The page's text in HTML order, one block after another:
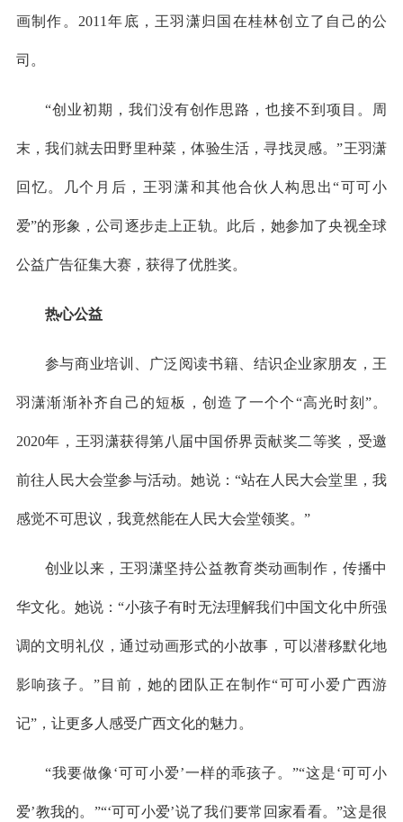
画制作。2011年底，王羽潇归国在桂林创立了自己的公
司。
“创业初期，我们没有创作思路，也接不到项目。周
末，我们就去田野里种菜，体验生活，寻找灵感。”王羽潇
回忆。几个月后，王羽潇和其他合伙人构思出“可可小
爱”的形象，公司逐步走上正轨。此后，她参加了央视全球
公益广告征集大赛，获得了优胜奖。
热心公益
参与商业培训、广泛阅读书籍、结识企业家朋友，王
羽潇渐渐补齐自己的短板，创造了一个个“高光时刻”。
2020年，王羽潇获得第八届中国侨界贡献奖二等奖，受邀
前往人民大会堂参与活动。她说：“站在人民大会堂里，我
感觉不可思议，我竟然能在人民大会堂领奖。”
创业以来，王羽潇坚持公益教育类动画制作，传播中
华文化。她说：“小孩子有时无法理解我们中国文化中所强
调的文明礼仪，通过动画形式的小故事，可以潜移默化地
影响孩子。”目前，她的团队正在制作“可可小爱广西游
记”，让更多人感受广西文化的魅力。
“我要做像‘可可小爱’一样的乖孩子。”“这是‘可可小
爱’教我的。”“‘可可小爱’说了我们要常回家看看。”这是很